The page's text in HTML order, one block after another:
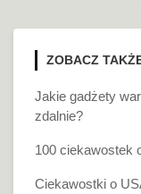
ZOBACZ
Jakie gadżety
zdalnie?
100 ciekawostek
Ciekawostki o